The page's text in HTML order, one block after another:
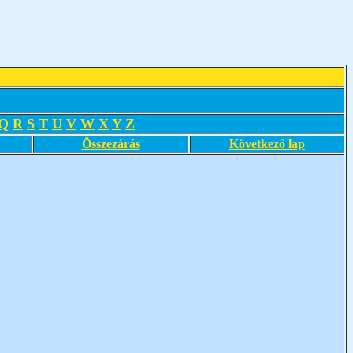
R S T U V W X Y Z
Összezárás Következő lap